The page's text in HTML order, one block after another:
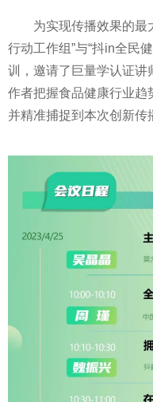
为实现传播效果的最
行动工作组”与“抖in全民
训，邀请了巨量学认证讲
作者把握食品健康行业趋
并精准捕捉到本次创新传